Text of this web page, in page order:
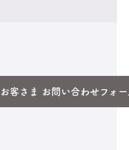
客さま お問い合わせフォー